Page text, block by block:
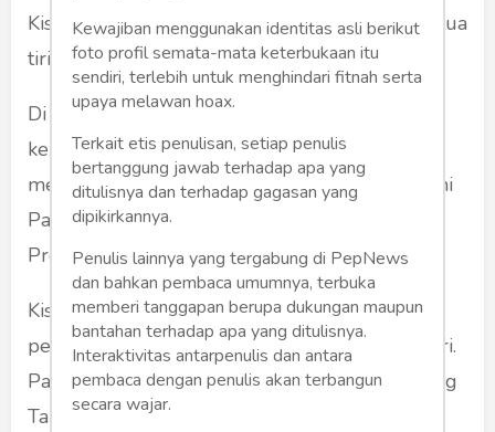
Kisahnya banyak, dari anak yang disiksa orang tua
tiri sampai korban perundungan.
Di dunia politik juga begitu, jadi korban
kezaliman bisa jadi adalah pijakan untuk
melenting ke kekuasaan. Dan ini pernah dialami
Pak Susilo Bambang Yudhoyono, mantan
Presiden kita.
Kisah itu belum lama berlalu, di masa
pemerintahan Presiden Megawati Sukarnoputri.
Pada 1 Maret 2004, suami Megawati, mendiang
Taufiq Kiemas menyebut Menko Polkam SBY
Kewajiban menggunakan identitas asli berikut
foto profil semata-mata keterbukaan itu
sendiri, terlebih untuk menghindari fitnah serta
upaya melawan hoax.
Terkait etis penulisan, setiap penulis
bertanggung jawab terhadap apa yang
ditulisnya dan terhadap gagasan yang
dipikirkannya.
Penulis lainnya yang tergabung di PepNews
dan bahkan pembaca umumnya, terbuka
memberi tanggapan berupa dukungan maupun
bantahan terhadap apa yang ditulisnya.
Interaktivitas antarpenulis dan antara
pembaca dengan penulis akan terbangun
secara wajar.